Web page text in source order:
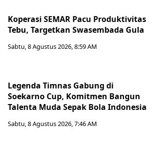
Koperasi SEMAR Pacu Produktivitas
Tebu, Targetkan Swasembada Gula
Sabtu, 8 Agustus 2026, 8:59 AM
Legenda Timnas Gabung di
Soekarno Cup, Komitmen Bangun
Talenta Muda Sepak Bola Indonesia
Sabtu, 8 Agustus 2026, 7:46 AM